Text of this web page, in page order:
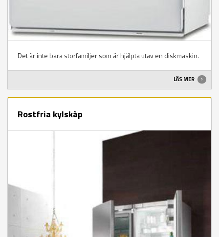
Det är inte bara storfamiljer som är hjälpta utav en diskmaskin.
LÄS MER
Rostfria kylskåp